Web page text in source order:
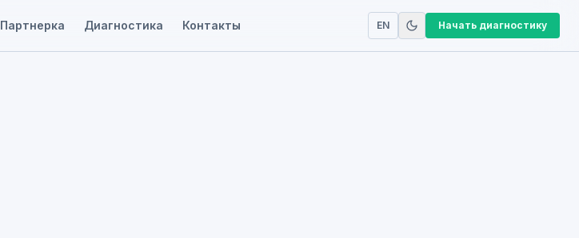
Партнерка Диагностика Контакты EN Начать диагностику